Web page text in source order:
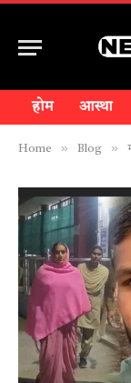
होम आस्था
Home » Blog »